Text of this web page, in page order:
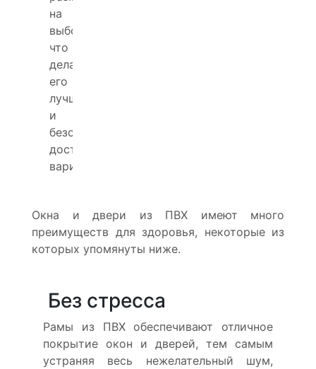
на
выбор,
что
делает
его
лучшим
и
безопасным
доступным
вариантом.
Окна и двери из ПВХ имеют много
преимуществ для здоровья, некоторые из
которых упомянуты ниже.
Без стресса
Рамы из ПВХ обеспечивают отличное
покрытие окон и дверей, тем самым
устраняя весь нежелательный шум,